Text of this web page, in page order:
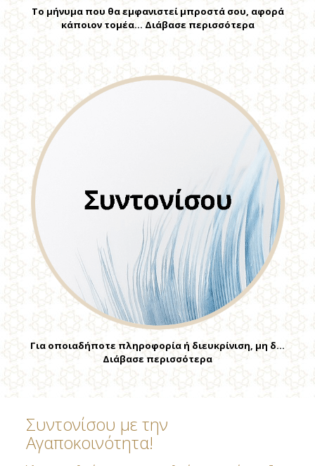
Το μήνυμα που θα εμφανιστεί μπροστά σου, αφορά
κάποιον τομέα… Διάβασε περισσότερα
Για οποιαδήποτε πληροφορία ή διευκρίνιση, μη δ…
Διάβασε περισσότερα
Συντονίσου με την
Αγαποκοινότητα!